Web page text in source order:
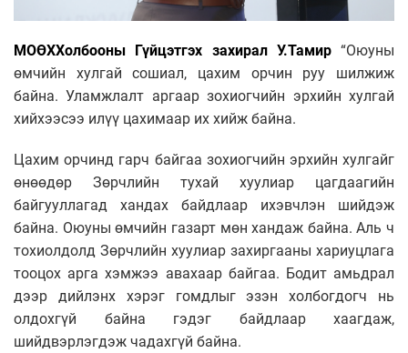
МОӨХХолбооны Гүйцэтгэх захирал У.Тамир“Оюуны
өмчийн хулгай сошиал, цахим орчин руу шилжиж
байна. Уламжлалт аргаар зохиогчийн эрхийн хулгай
хийхээсээ илүү цахимаар их хийж байна.
Цахим орчинд гарч байгаа зохиогчийн эрхийн хулгайг
өнөөдөр Зөрчлийн тухай хуулиар цагдаагийн
байгууллагад хандах байдлаар ихэвчлэн шийдэж
байна. Оюуны өмчийн газарт мөн хандаж байна. Аль ч
тохиолдолд Зөрчлийн хуулиар захиргааны хариуцлага
тооцох арга хэмжээ авахаар байгаа. Бодит амьдрал
дээр дийлэнх хэрэг гомдлыг эзэн холбогдогч нь
олдохгүй байна гэдэг байдлаар хаагдаж,
шийдвэрлэгдэж чадахгүй байна.